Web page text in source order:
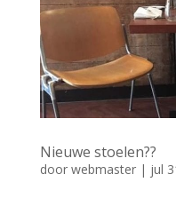
Nieuwe stoelen??
door webmaster| jul